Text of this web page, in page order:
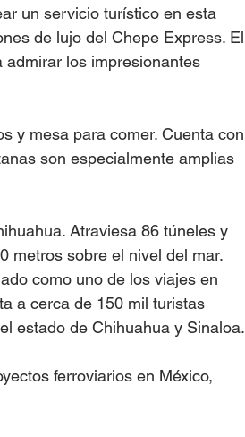
un servicio turístico en esta
de lujo del Chepe Express. El
los impresionantes
y mesa para comer. Cuenta con
son especialmente amplias
Atraviesa 86 túneles y
metros sobre el nivel del mar.
como uno de los viajes en
a cerca de 150 mil turistas
estado de Chihuahua y Sinaloa.
ferroviarios en México,